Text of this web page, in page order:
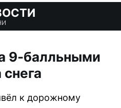
9-балльными
к дорожному